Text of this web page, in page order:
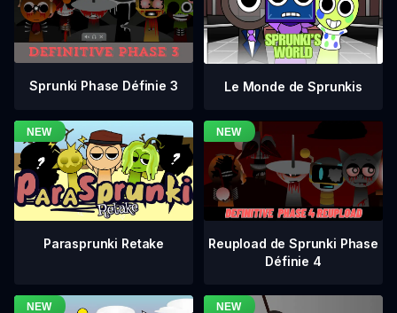
Sprunki Phase Définie 3 Le Monde de Sprunkis
Parasprunki Retake
Reupload de Sprunki Phase
Définie 4